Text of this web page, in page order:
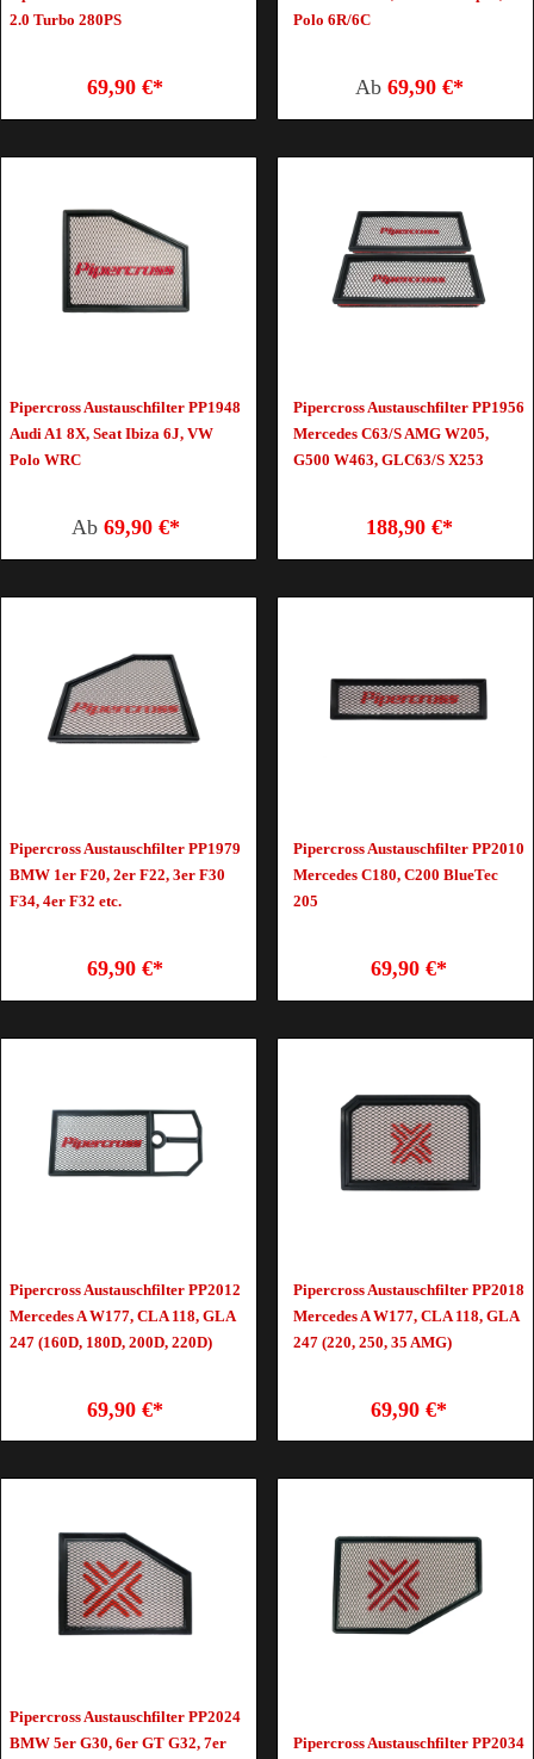
2.0 Turbo 280PS
69,90 €*
Polo 6R/6C
Ab 69,90 €*
Pipercross Austauschfilter PP1948
Audi A1 8X, Seat Ibiza 6J, VW
Polo WRC
Ab 69,90 €*
Pipercross Austauschfilter PP1956
Mercedes C63/S AMG W205,
G500 W463, GLC63/S X253
188,90 €*
Pipercross Austauschfilter PP1979
BMW 1er F20, 2er F22, 3er F30
F34, 4er F32 etc.
69,90 €*
Pipercross Austauschfilter PP2010
Mercedes C180, C200 BlueTec
205
69,90 €*
Pipercross Austauschfilter PP2012
Mercedes A W177, CLA 118, GLA
247 (160D, 180D, 200D, 220D)
69,90 €*
Pipercross Austauschfilter PP2018
Mercedes A W177, CLA 118, GLA
247 (220, 250, 35 AMG)
69,90 €*
Pipercross Austauschfilter PP2024
BMW 5er G30, 6er GT G32, 7er
Pipercross Austauschfilter PP2034